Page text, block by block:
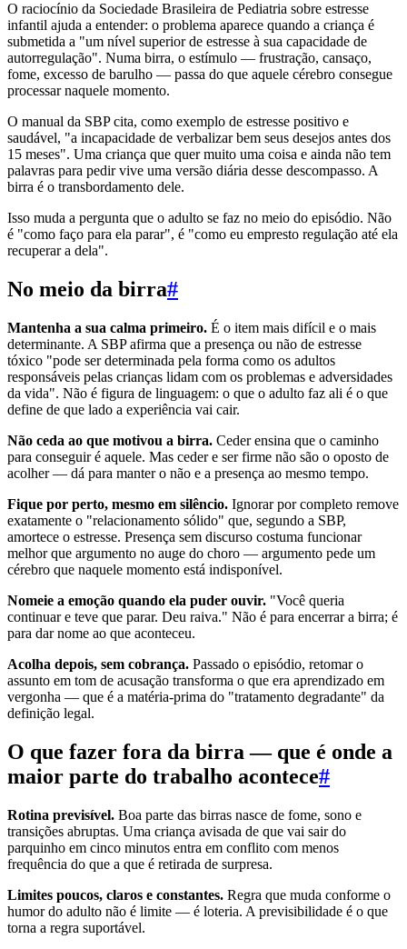
O raciocínio da Sociedade Brasileira de Pediatria sobre estresse
infantil ajuda a entender: o problema aparece quando a criança é
submetida a "um nível superior de estresse à sua capacidade de
autorregulação". Numa birra, o estímulo — frustração, cansaço,
fome, excesso de barulho — passa do que aquele cérebro consegue
processar naquele momento.
O manual da SBP cita, como exemplo de estresse positivo e
saudável, "a incapacidade de verbalizar bem seus desejos antes dos
15 meses". Uma criança que quer muito uma coisa e ainda não tem
palavras para pedir vive uma versão diária desse descompasso. A
birra é o transbordamento dele.
Isso muda a pergunta que o adulto se faz no meio do episódio. Não
é "como faço para ela parar", é "como eu empresto regulação até ela
recuperar a dela".
No meio da birra#
Mantenha a sua calma primeiro. É o item mais difícil e o mais
determinante. A SBP afirma que a presença ou não de estresse
tóxico "pode ser determinada pela forma como os adultos
responsáveis pelas crianças lidam com os problemas e adversidades
da vida". Não é figura de linguagem: o que o adulto faz ali é o que
define de que lado a experiência vai cair.
Não ceda ao que motivou a birra. Ceder ensina que o caminho
para conseguir é aquele. Mas ceder e ser firme não são o oposto de
acolher — dá para manter o não e a presença ao mesmo tempo.
Fique por perto, mesmo em silêncio. Ignorar por completo remove
exatamente o "relacionamento sólido" que, segundo a SBP,
amortece o estresse. Presença sem discurso costuma funcionar
melhor que argumento no auge do choro — argumento pede um
cérebro que naquele momento está indisponível.
Nomeie a emoção quando ela puder ouvir. "Você queria
continuar e teve que parar. Deu raiva." Não é para encerrar a birra; é
para dar nome ao que aconteceu.
Acolha depois, sem cobrança. Passado o episódio, retomar o
assunto em tom de acusação transforma o que era aprendizado em
vergonha — que é a matéria-prima do "tratamento degradante" da
definição legal.
O que fazer fora da birra — que é onde a
maior parte do trabalho acontece#
Rotina previsível. Boa parte das birras nasce de fome, sono e
transições abruptas. Uma criança avisada de que vai sair do
parquinho em cinco minutos entra em conflito com menos
frequência do que a que é retirada de surpresa.
Limites poucos, claros e constantes. Regra que muda conforme o
humor do adulto não é limite — é loteria. A previsibilidade é o que
torna a regra suportável.